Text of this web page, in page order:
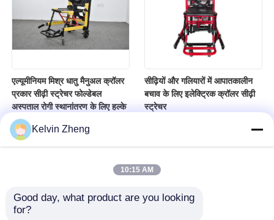
एल्यूमीनियम मिश्र धातु मैनुअल क्रॉलर
प्रकार सीढ़ी स्ट्रेचर फोल्डेबल
अस्पताल रोगी स्थानांतरण के लिए हल्के
सीढ़ियों और गलियारों में आपातकालीन
बचाव के लिए इलेक्ट्रिक क्रॉलर सीढ़ी
स्ट्रेचर
Kelvin Zheng
10:15 AM
Good day, what product are you looking
for?